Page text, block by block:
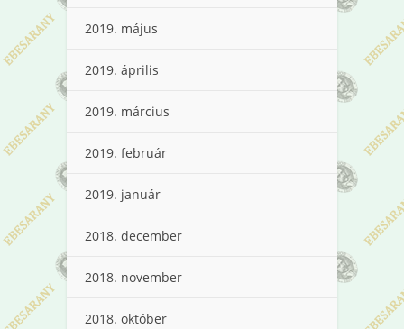
2019. május
2019. április
2019. március
2019. február
2019. január
2018. december
2018. november
2018. október